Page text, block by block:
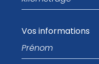
Vos informations
Prénom